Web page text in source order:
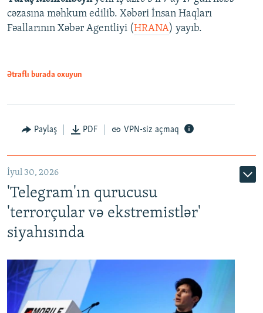
cəzasına məhkum edilib. Xəbəri İnsan Haqları
Fəallarının Xəbər Agentliyi (HRANA) yayıb.
Ətraflı burada oxuyun
Paylaş PDF VPN-siz açmaq
İyul 30, 2026
'Telegram'ın qurucusu
'terrorçular və ekstremistlər'
siyahısında